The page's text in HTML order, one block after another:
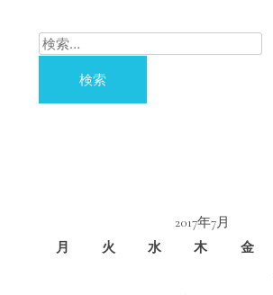
検
2017年7月
月
火 水 木 金